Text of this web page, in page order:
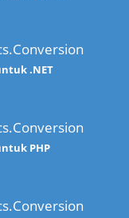
.NET
PHP